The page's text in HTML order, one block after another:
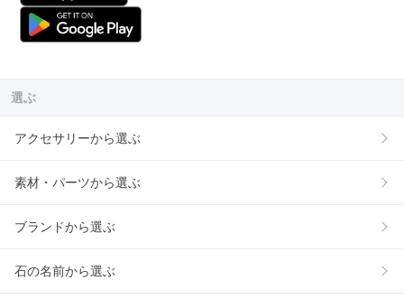
選ぶ
アクセサリーから選ぶ
素材・パーツから選ぶ
ブランドから選ぶ
石の名前から選ぶ